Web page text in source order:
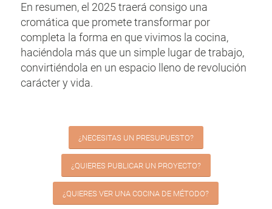
En resumen, el 2025 traerá consigo una
cromática que promete transformar por
completa la forma en que vivimos la cocina,
haciéndola más que un simple lugar de trabajo,
convirtiéndola en un espacio lleno de revolución
carácter y vida.
¿NECESITAS UN PRESUPUESTO?
¿QUIERES PUBLICAR UN PROYECTO?
¿QUIERES VER UNA COCINA DE MÉTODO?